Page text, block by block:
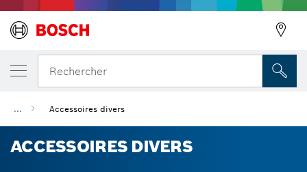
Rechercher
... Accessoires divers
ACCESSOIRES DIVERS